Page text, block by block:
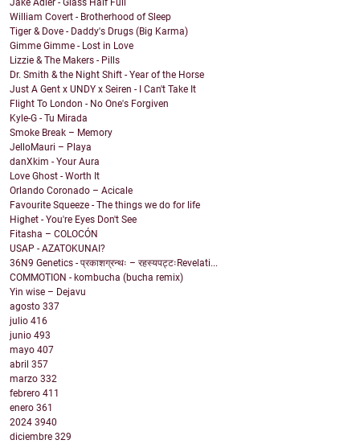
Jake Adler - Glass Half Full
William Covert - Brotherhood of Sleep
Tiger & Dove - Daddy's Drugs (Big Karma)
Gimme Gimme - Lost in Love
Lizzie & The Makers - Pills
Dr. Smith & the Night Shift - Year of the Horse
Just A Gent x UNDY x Seiren - I Can't Take It
Flight To London - No One's Forgiven
Kyle-G - Tu Mirada
Smoke Break – Memory
JelloMauri – Playa
danXkim - Your Aura
Love Ghost - Worth It
Orlando Coronado – Acicale
Favourite Squeeze - The things we do for life
Highet - You're Eyes Don't See
Fitasha – COLOCÓN
USAP - AZATOKUNAI?
36N9 Genetics - प्रकाशग्रन्थः – रहस्यपट्टःRevelati...
COMMOTION - kombucha (bucha remix)
Yin wise – Dejavu
agosto 337
julio 416
junio 493
mayo 407
abril 357
marzo 332
febrero 411
enero 361
2024 3940
diciembre 329